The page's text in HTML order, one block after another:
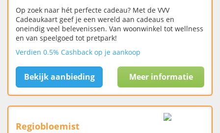
Op zoek naar hét perfecte cadeau? Met de VVV
Cadeaukaart geef je een wereld aan cadeaus en
oneindig veel belevenissen. Van woonwinkel tot wellness
en van speelgoed tot pretpark!
Verdien 0.5% Cashback op je aankoop
Bekijk aanbieding Meer informatie
Regiobloemist